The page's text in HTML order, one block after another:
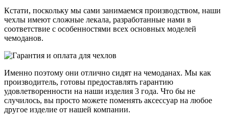
Кстати, поскольку мы сами занимаемся производством, наши
чехлы имеют сложные лекала, разработанные нами в
соответствие с особенностями всех основных моделей
чемоданов.
Именно поэтому они отлично сидят на чемоданах. Мы как
производитель, готовы предоставлять гарантию
удовлетворенности на наши изделия 3 года. Что бы не
случилось, вы просто можете поменять аксессуар на любое
другое изделие от нашей компании.